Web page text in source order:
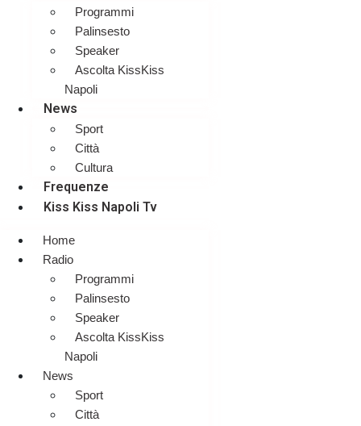
Programmi
Palinsesto
Speaker
Ascolta KissKiss
Napoli
News
Sport
Città
Cultura
Frequenze
Kiss Kiss Napoli Tv
Home
Radio
Programmi
Palinsesto
Speaker
Ascolta KissKiss
Napoli
News
Sport
Città